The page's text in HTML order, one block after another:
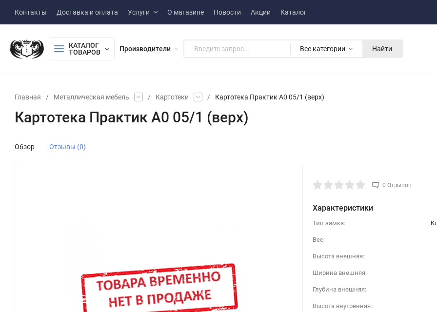
Контакты Доставка и оплата Услуги О магазине Новости Акции Каталог
КАТАЛОГ
ТОВАРОВ
Производители Все категории Найти
Главная / Металлическая мебель / Картотеки / Картотека Практик A0 05/1 (верх)
Картотека Практик A0 05/1 (верх)
Обзор Отзывы (0)
0 Отзывов
Характеристики
Тип замка:
Вес:
Высота внешняя:
Ширина внешняя:
Глубина внешняя:
Высота внутренняя: